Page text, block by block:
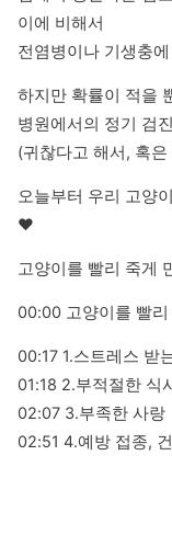
이에 비해서
전염병이나 기생충
하지만 확률이 적을
병원에서의 정기 검
(귀찮다고 해서, 혹
오늘부터 우리 고양
❤️
고양이를 빨리 죽게
00:00 고양이를 빨
00:17 1.스트레스 받
01:18 2.부적절한 식
02:07 3.부족한 사랑
02:51 4.예방 접종,